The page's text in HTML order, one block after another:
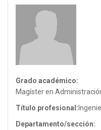
Grado académico:
Magíster en
Título profesional:
Departamento/sección: